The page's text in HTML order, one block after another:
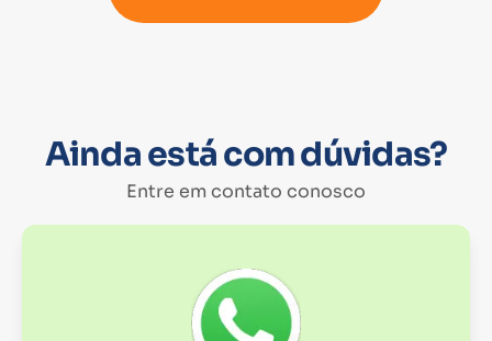
Ainda está com dúvidas?
Entre em contato conosco